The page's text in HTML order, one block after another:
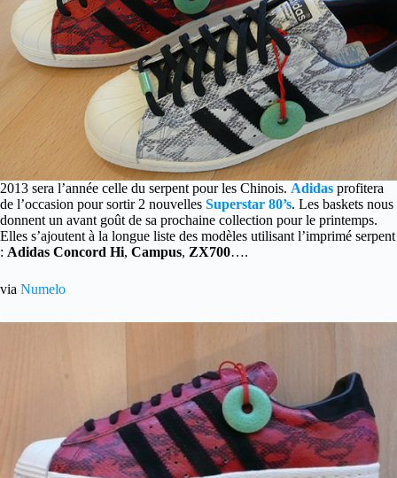
2013 sera l’année celle du serpent pour les Chinois. Adidas profitera
de l’occasion pour sortir 2 nouvelles Superstar 80’s. Les baskets nous
donnent un avant goût de sa prochaine collection pour le printemps.
Elles s’ajoutent à la longue liste des modèles utilisant l’imprimé serpent
: Adidas Concord Hi, Campus, ZX700….
via Numelo